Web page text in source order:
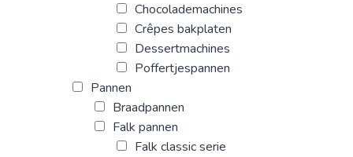
Chocolademachines
Crêpes bakplaten
Dessertmachines
Poffertjespannen
Pannen
Braadpannen
Falk pannen
Falk classic serie